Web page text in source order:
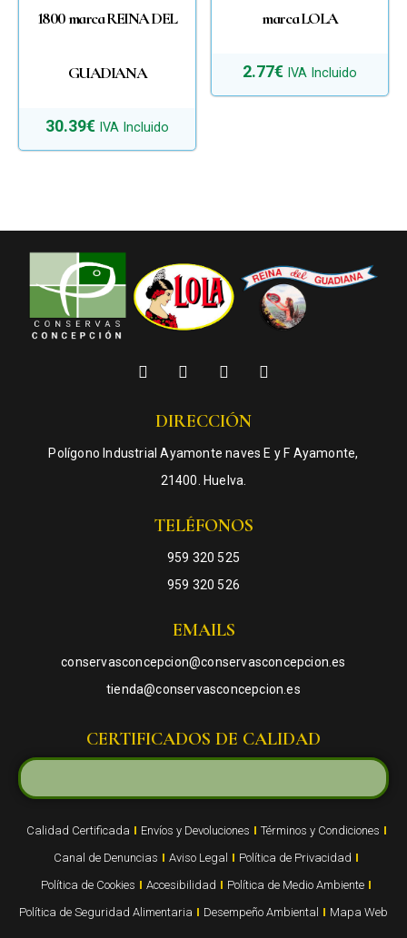
1800 marca REINA DEL
GUADIANA
30.39€ IVA Incluido
marca LOLA
2.77€ IVA Incluido
DIRECCIÓN
Polígono Industrial Ayamonte naves E y F Ayamonte,
21400. Huelva.
TELÉFONOS
959 320 525
959 320 526
EMAILS
conservasconcepcion@conservasconcepcion.es
tienda@conservasconcepcion.es
CERTIFICADOS DE CALIDAD
Calidad Certificada Envíos y Devoluciones
Términos y Condiciones
Canal de Denuncias
Aviso Legal
Política de Privacidad
Política de Cookies
Accesibilidad
Política de Medio Ambiente
Política de Seguridad Alimentaria
Desempeño Ambiental Mapa Web